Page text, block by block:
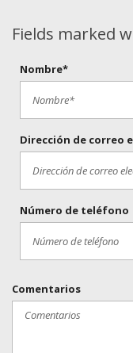
Fields marked
Nombre*
Dirección de correo
Número de teléfono
Comentarios